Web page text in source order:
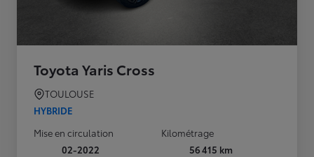
Toyota Yaris Cross
TOULOUSE
HYBRIDE
Mise en circulation
02-2022
Kilométrage
56 415 km